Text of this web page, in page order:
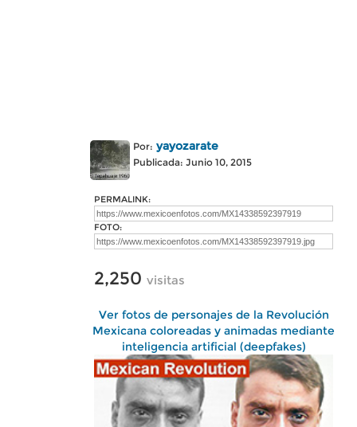
Por: yayozarate
Publicada: Junio 10, 2015
PERMALINK:
FOTO:
2,250 visitas
Ver fotos de personajes de la Revolución
Mexicana coloreadas y animadas mediante
inteligencia artificial (deepfakes)